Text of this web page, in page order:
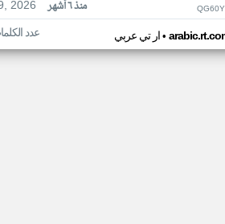
2026
منذ ٦ أشهر
ار تي عربي• عدد